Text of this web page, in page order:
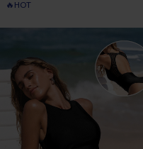
🔥HOT